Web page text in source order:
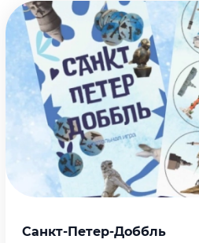
Санкт-Петер-Доббль